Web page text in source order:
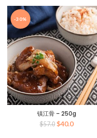
为：
$54.0。
价
格
为：
$38.0。
-30%
镇江骨 – 250g
$57.0 原
$40.0当